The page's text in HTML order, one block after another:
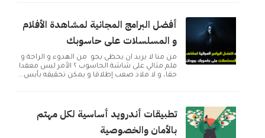
أفضل البرامج المجانية لمشاهدة الأفلام
و المسلسلات على حاسوبك
من منا لا يريد ان يحظى بجو من الهدوء و الراحة و
فلم مثالي على شاشة الحاسوب ؟ الأمر ليس معقدا
حقا، و لا ملاذ صعب إطلاقا و يمكن تحقيقه بأبس...
تطبيقات أندرويد أساسية لكل مهتم
بالأمان والخصوصية